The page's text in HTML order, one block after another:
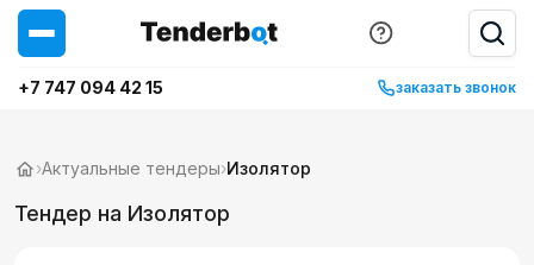
+7 747 094 42 15 заказать звонок
›Актуальные тендеры›Изолятор
Тендер на Изолятор